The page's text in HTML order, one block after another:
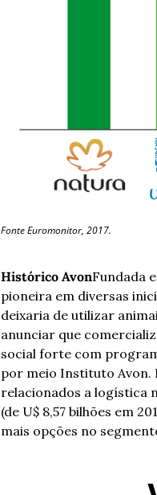
Fonte Euromonitor, 2017.
Histórico AvonFundada
pioneira em diversas
deixaria de utilizar
anunciar que
social forte com
por meio Instituto Avon.
relacionados a logística
(de U$ 8,57 bilhões em
mais opções no